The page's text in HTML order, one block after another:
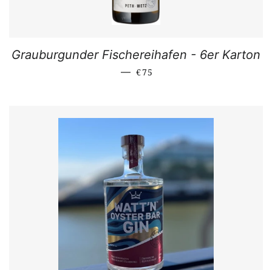
Grauburgunder Fischereihafen - 6er Karton
— NORMALER PREIS
€75